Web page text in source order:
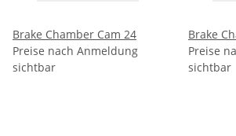
Brake Chamber Cam 24
Preise nach Anmeldung
sichtbar
Brake
Preise
sichtbar